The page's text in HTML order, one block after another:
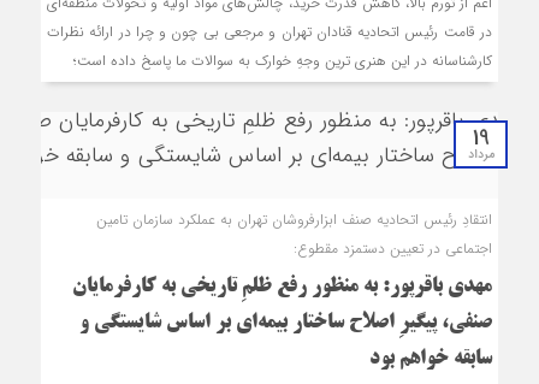
در قامت رئیس اتحادیه قنادان تهران و مرجعی بی چون و چرا در ارائه نظرات
کارشناسانه در این هنری ترین وجهِ خوارک به سوالات ما پاسخ داده است؛
19
مرداد
انتقادِ رئیس اتحادیه صنف ابزارفروشان تهران به عملکرد سازمان تامین
اجتماعی در تعیین دستمزد مقطوع:
مهدی باقرپور: به منظور رفع ظلمِ تاریخی به کارفرمایان
صنفی، پیگیرِ اصلاح ساختار بیمه‌ای بر اساس شایستگی و
سابقه خواهم بود